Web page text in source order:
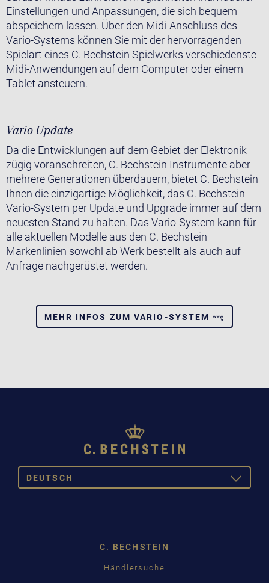
Einstellungen und Anpassungen, die sich bequem
abspeichern lassen. Über den Midi-Anschluss des
Vario-Systems können Sie mit der hervorragenden
Spielart eines C. Bechstein Spielwerks verschiedenste
Midi-Anwendungen auf dem Computer oder einem
Tablet ansteuern.
Vario-Update
Da die Entwicklungen auf dem Gebiet der Elektronik
zügig voranschreiten, C. Bechstein Instrumente aber
mehrere Generationen überdauern, bietet C. Bechstein
Ihnen die einzigartige Möglichkeit, das C. Bechstein
Vario-System per Update und Upgrade immer auf dem
neuesten Stand zu halten. Das Vario-System kann für
alle aktuellen Modelle aus den C. Bechstein
Markenlinien sowohl ab Werk bestellt als auch auf
Anfrage nachgerüstet werden.
MEHR INFOS ZUM VARIO-SYSTEM
DEUTSCH
TOGGLE
C. BECHSTEIN
Händlersuche